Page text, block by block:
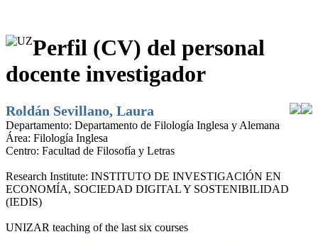
Perfil (CV) del personal
docente investigador
Roldán Sevillano, Laura
Departamento: Departamento de Filología Inglesa y Alemana
Área: Filología Inglesa
Centro: Facultad de Filosofía y Letras
Research Institute: INSTITUTO DE INVESTIGACIÓN EN
ECONOMÍA, SOCIEDAD DIGITAL Y SOSTENIBILIDAD
(IEDIS)
UNIZAR teaching of the last six courses